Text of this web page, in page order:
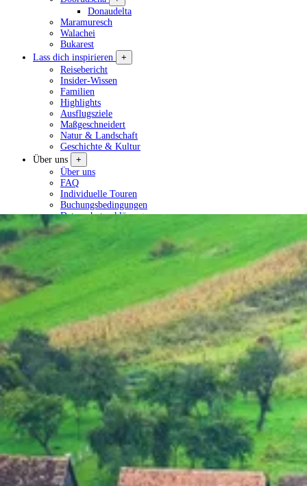
Donaudelta
Maramuresch
Walachei
Bukarest
Lass dich inspirieren
+
Reisebericht
Insider-Wissen
Familien
Highlights
Ausflugsziele
Maßgeschneidert
Natur & Landschaft
Geschichte & Kultur
Über uns
+
Über uns
FAQ
Individuelle Touren
Buchungsbedingungen
Datenschutzerklärung
Tour planen